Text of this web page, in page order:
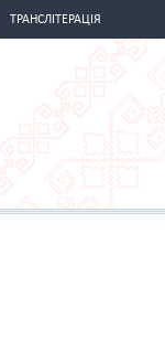
ТРАНСЛІТЕРАЦІЯ